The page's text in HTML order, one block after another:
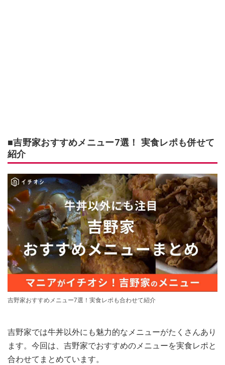
■吉野家おすすめメニュー7選！ 実食レポも併せて
紹介
吉野家おすすめメニュー7選！実食レポも合わせて紹介
吉野家では牛丼以外にも魅力的なメニューがたくさんあり
ます。今回は、吉野家でおすすめのメニューを実食レポと
合わせてまとめています。